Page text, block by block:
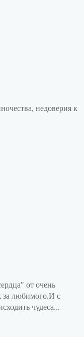
недоверия к
от очень
любимого.И с
чудеса...